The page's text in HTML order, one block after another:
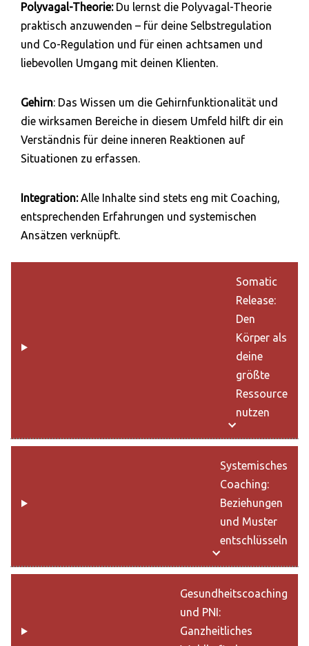
Polyvagal-Theorie:Du lernst die Polyvagal-Theorie
praktisch anzuwenden – für deine Selbstregulation
und Co-Regulation und für einen achtsamen und
liebevollen Umgang mit deinen Klienten.
Gehirn: Das Wissen um die Gehirnfunktionalität und
die wirksamen Bereiche in diesem Umfeld hilft dir ein
Verständnis für deine inneren Reaktionen auf
Situationen zu erfassen.
Integration:Alle Inhalte sind stets eng mit Coaching,
entsprechenden Erfahrungen und systemischen
Ansätzen verknüpft.
Somatic
Release:
Den
Körper als
deine
größte
Ressource
nutzen
Systemisches
Coaching:
Beziehungen
und Muster
entschlüsseln
Gesundheitscoaching
und PNI:
Ganzheitliches